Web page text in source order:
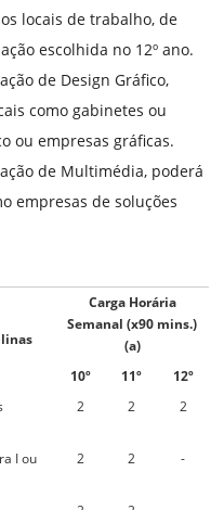
locais de trabalho, de
escolhida no 12º ano.
de Design Gráfico,
como gabinetes ou
ou empresas gráficas.
de Multimédia, poderá
empresas de soluções
Carga Horária
Semanal (x90 mins.)
(a)
10º
11º 12º
2 2
2
I ou
2 2 -